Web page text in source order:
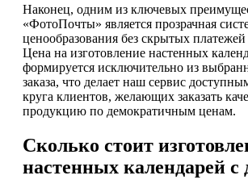
Наконец, одним из ключевых
«ФотоПочты» является прозрачная
ценообразования без скрытых
Цена на изготовление настенных
формируется исключительно из
заказа, что делает наш сервис
круга клиентов, желающих заказать
продукцию по демократичным ценам.
Сколько стоит
настенных календарей с